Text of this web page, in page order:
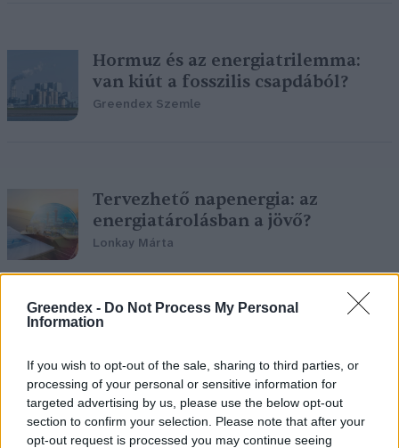
Greendex - Do Not Process My Personal
Information
If you wish to opt-out of the sale, sharing to third parties, or
processing of your personal or sensitive information for
targeted advertising by us, please use the below opt-out
section to confirm your selection. Please note that after your
opt-out request is processed you may continue seeing
Hormuz és az energiatrilemma:
van kiút a fosszilis csapdából?
Greendex Szemle
Tervezhető napenergia: az
energiatárolásban a jövő?
Lonkay Márta
rezsicsökkentést az új uniós
szabályokkal
Greendex Szemle